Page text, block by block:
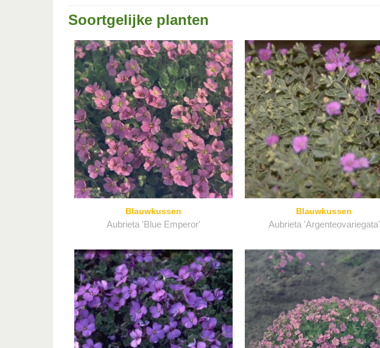
Soortgelijke planten
Blauwkussen
Aubrieta 'Blue Emperor'
Blauwkussen
Aubrieta 'Argenteovariegata'